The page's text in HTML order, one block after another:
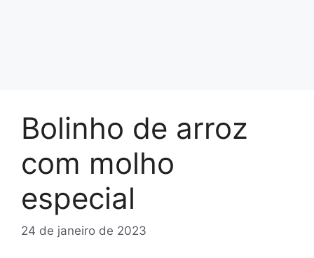
Bolinho de arroz
com molho
especial
24 de janeiro de 2023